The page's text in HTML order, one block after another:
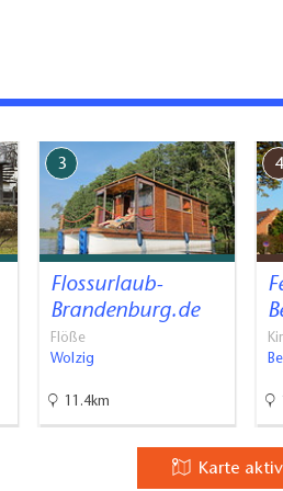
etc.
3
Flossurlaub-
Brandenburg.de
Flöße
Wolzig
11.4km
4
Karte